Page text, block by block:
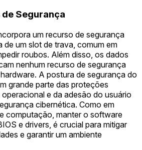
Segurança
um recurso de segurança
de um slot de trava, comum em
roubos. Além disso, os dados
nenhum recurso de segurança
A postura de segurança do
grande parte das proteções
e da adesão do usuário
cibernética. Como em
computação, manter o software
e drivers, é crucial para mitigar
e garantir um ambiente